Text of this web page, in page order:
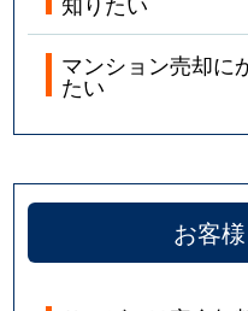
マンション売却に
たい
お客